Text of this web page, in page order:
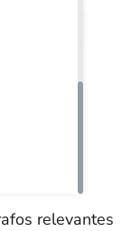
relevantes